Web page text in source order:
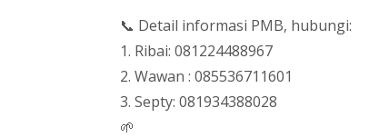
📞 Detail informasi PMB, hubungi:
1. Ribai: 081224488967
2. Wawan : 085536711601
3. Septy: 081934388028
🌱